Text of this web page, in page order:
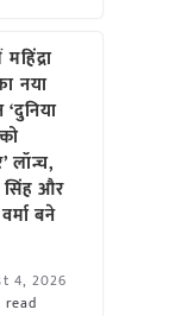
नया
लॉन्च,
और
बने
4, 2026